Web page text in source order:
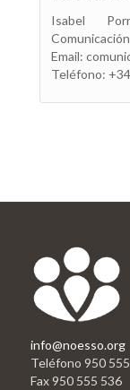
Isabel
Comunicación
Email:
Teléfono:
info@noesso.org
Teléfono 950
Fax 950 555 536